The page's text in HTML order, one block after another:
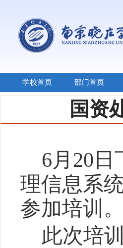
学校首页 部门首页
国资
6月 20 日
理信息系
参加培训。
此次培